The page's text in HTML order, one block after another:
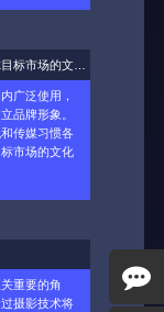
广泛使用，
品牌形象。
传媒习惯各
市场的文化
重要的角
摄影技术将